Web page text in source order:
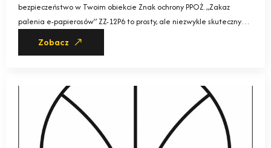
bezpieczeństwo w Twoim obiekcie Znak ochrony PPOŻ. „Zakaz
palenia e-papierosów” ZZ-12P6 to prosty, ale niezwykle skuteczny…
Zobacz